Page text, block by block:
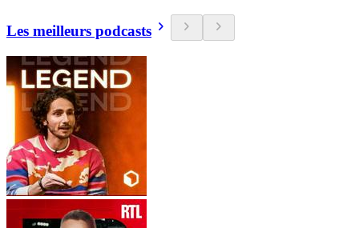
Les meilleurs podcasts